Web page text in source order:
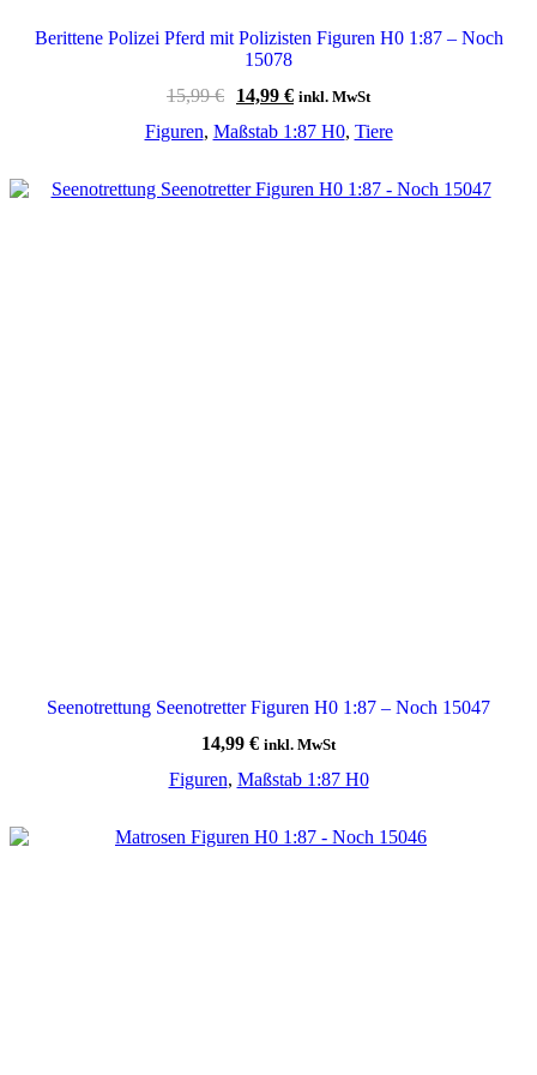
Berittene Polizei Pferd mit Polizisten Figuren H0 1:87 – Noch
15078
15,99€
Ursprünglicher
war:
14,99 €Aktueller
ist:
inkl. MwSt
Figuren, Maßstab 1:87 H0, Tiere
Seenotrettung Seenotretter Figuren H0 1:87 – Noch 15047
14,99 € inkl. MwSt
Figuren, Maßstab 1:87 H0